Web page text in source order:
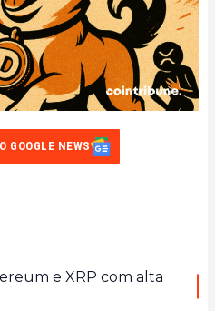
GOOGLE NEWS
e XRP com alta